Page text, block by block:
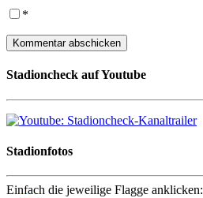
*
Stadioncheck auf Youtube
Stadionfotos
Einfach die jeweilige Flagge anklicken: